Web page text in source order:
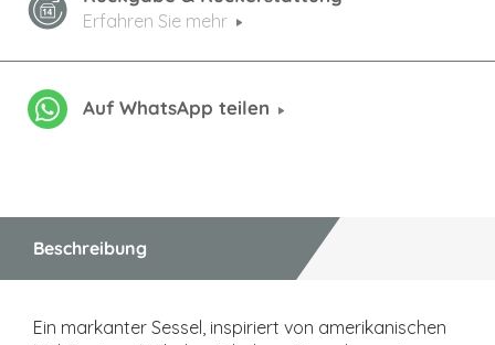
Erfahren Sie mehr
Auf WhatsApp teilen
Beschreibung
Ein markanter Sessel, inspiriert von amerikanischen